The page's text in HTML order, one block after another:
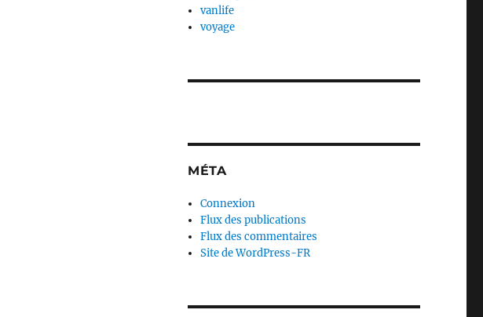
vanlife
voyage
MÉTA
Connexion
Flux des publications
Flux des commentaires
Site de WordPress-FR